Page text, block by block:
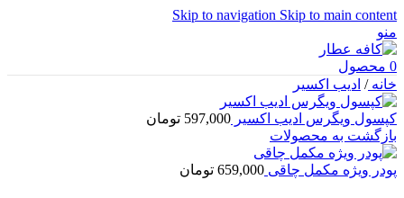
Skip to navigation Skip to main content
منو
0 محصول
خانه/ ادیب اکسیر
کپسول ویگرس ادیب اکسیر 597,000 تومان
بازگشت به محصولات
پودر ویژه مکمل چاقی 659,000 تومان